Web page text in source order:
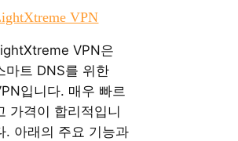
VPN
VPN은
마트 DNS를 위한
입니다. 매우 빠르
가격이 합리적입니
. 아래의 주요 기능과